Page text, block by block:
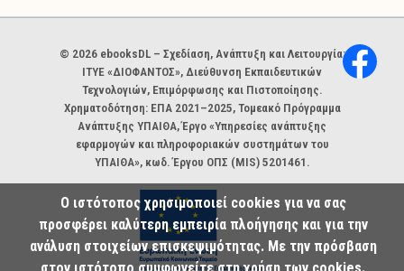
Χορηγοί και φορείς
© 2026 ebooksDL – Σχεδίαση, Ανάπτυξη και Λειτουργία:
ΙΤΥΕ «ΔΙΟΦΑΝΤΟΣ», Διεύθυνση Εκπαιδευτικών
Τεχνολογιών, Επιμόρφωσης και Πιστοποίησης.
Χρηματοδότηση: ΕΠΑ 2021–2025, Τομεακό Πρόγραμμα
Ανάπτυξης ΥΠΑΙΘΑ, Έργο «Υπηρεσίες ανάπτυξης
εφαρμογών και πληροφοριακών συστημάτων του
ΥΠΑΙΘΑ», κωδ. Έργου ΟΠΣ (MIS) 5201461.
Ο ιστότοπος χρησιμοποιεί cookies για να σας
προσφέρει καλύτερη εμπειρία πλοήγησης και για την
ανάλυση στοιχείων επισκεψιμότητας. Με την πρόσβαση